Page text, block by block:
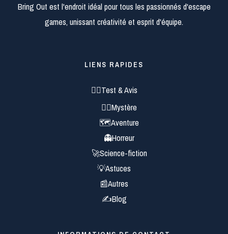
Bring Out est l'endroit idéal pour tous les passionnés d'escape
games, unissant créativité et esprit d'équipe.
LIENS RAPIDES
🕵️‍♂️Test & Avis
🕵️‍♀️Mystère
🗺️Aventure
👻Horreur
🚀Science-fiction
💡Astuces
📰Autres
✍Blog